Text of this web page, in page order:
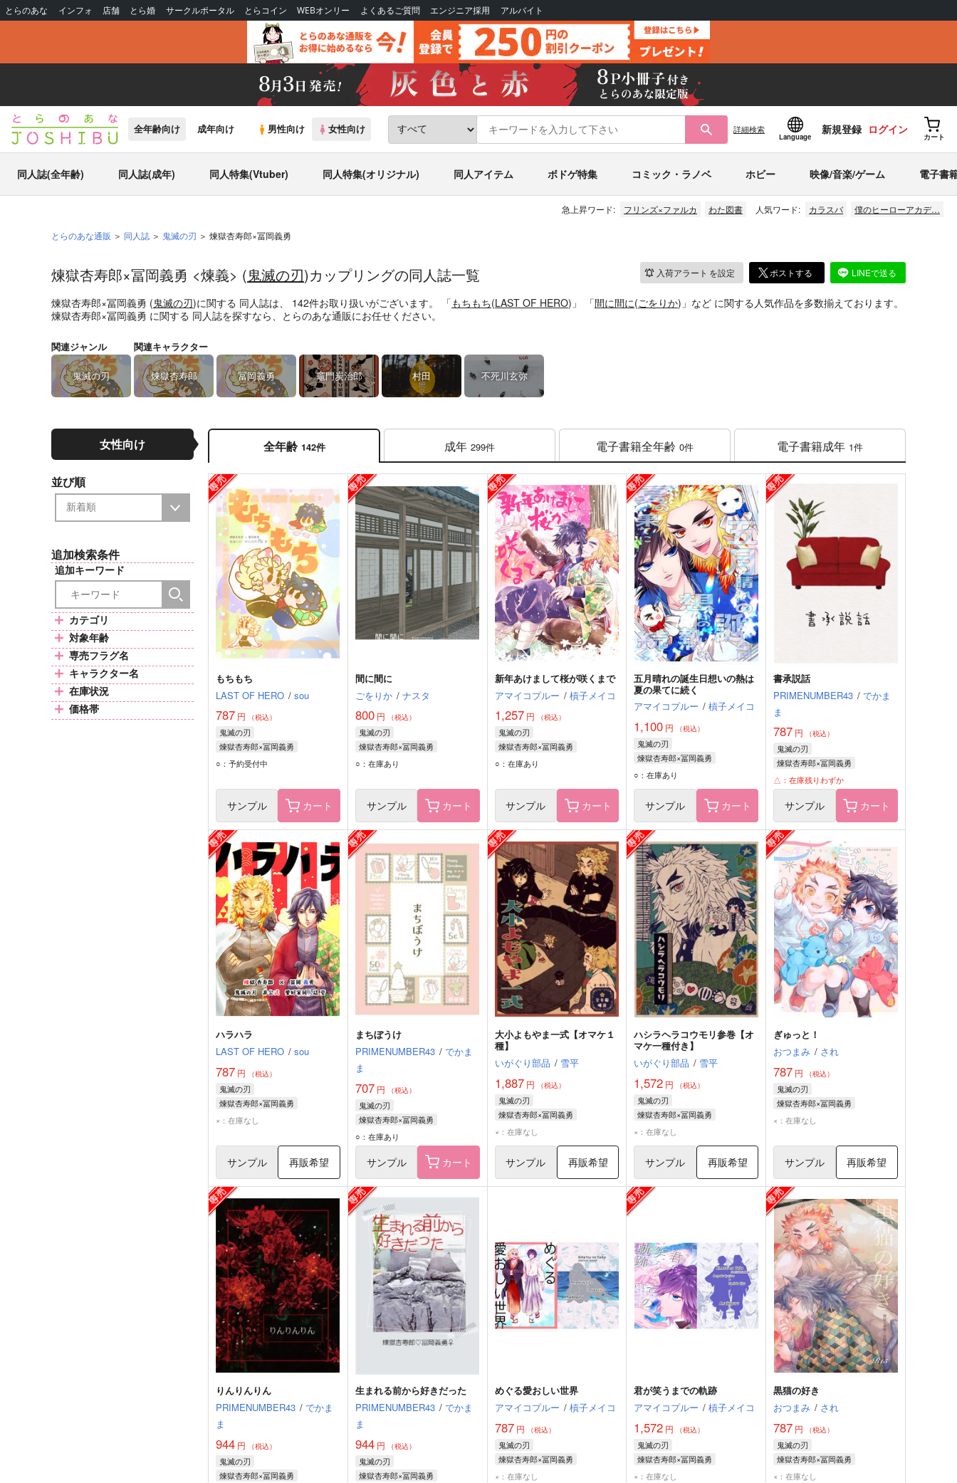
とらのあな インフォ 店舗 とら婚 サークルポータル とらコイン WEBオンリー よくあるご質問 エンジニア採用 アルバイト
全年齢向け 成年向け 男性向け 女性向け 詳細検索
Language
新規登録 ログイン
カート
同人誌(全年齢) 同人誌(成年) 同人特集(Vtuber) 同人特集(オリジナル) 同人アイテム ボドゲ特集 コミック・ラノベ ホビー 映像/音楽/ゲーム 電子書
急上昇ワード: フリンズ×ファルカ わた図書 人気ワード: カラスバ 僕のヒーローアカデ…
とらのあな通販 同人誌 鬼滅の刃 煉獄杏寿郎×冨岡義勇
入荷アラート を設定 ポストする LINEで送る
煉獄杏寿郎×冨岡義勇 <煉義> (鬼滅の刃)カップリングの同人誌一覧
煉獄杏寿郎×冨岡義勇 (鬼滅の刃)に関する 同人誌は、 142件お取り扱いがございます。 「もちもち(LAST OF HERO)」 「間に間に(ごをりか)」 など に関する人気作品を多数揃えております。
煉獄杏寿郎×冨岡義勇 に関する 同人誌を探すなら、とらのあな通販にお任せください。
関連ジャンル
鬼滅の刃
関連キャラクター
煉獄杏寿郎 冨岡義勇 竈門炭治郎 村田 不死川玄弥
女性向け
並び順
追加検索条件
追加キーワード
カテゴリ
対象年齢
専売フラグ名
キャラクター名
在庫状況
価格帯
全年齢 142件 成年 299件 電子書籍全年齢 0件 電子書籍成年 1件
もちもち
LAST OF HERO / sou
787 円 （税込）
鬼滅の刃
煉獄杏寿郎×冨岡義勇
煉獄杏寿郎
○：予約受付中
サンプル カート
間に間に
ごをりか / ナスタ
800円 （税込）
鬼滅の刃
煉獄杏寿郎×冨岡義勇
煉獄杏寿郎
○：在庫あり
サンプル カート
新年あけまして桜が咲くまで
アマイコプルー / 槓子メイコ
1,257円 （税込）
鬼滅の刃
煉獄杏寿郎×冨岡義勇
煉獄杏寿郎
○：在庫あり
サンプル カート
五月晴れの誕生日想いの熱は
夏の果てに続く
アマイコプルー / 槓子メイコ
1,100 円 （税込）
鬼滅の刃
煉獄杏寿郎×冨岡義勇
煉獄杏寿郎
○：在庫あり
サンプル カート
書承説話
PRIMENUMBER43 / でかま
ま
787 円 （税込）
鬼滅の刃
煉獄杏寿郎×冨岡義勇
煉獄杏寿郎
冨岡義勇
△：在庫残りわずか
サンプル カート
ハラハラ
LAST OF HERO / sou
787 円 （税込）
鬼滅の刃
煉獄杏寿郎×冨岡義勇
煉獄杏寿郎
×：在庫なし
サンプル 再販希望
まちぼうけ
PRIMENUMBER43 / でかま
ま
707円 （税込）
鬼滅の刃
煉獄杏寿郎×冨岡義勇
煉獄杏寿郎
○：在庫あり
サンプル カート
大小よもやま一式【オマケ１
種】
いがぐり部品 / 雪平
1,887円 （税込）
鬼滅の刃
煉獄杏寿郎×冨岡義勇
煉獄杏寿郎
×：在庫なし
サンプル 再販希望
ハシラヘラコウモリ参巻【オ
マケ一種付き】
いがぐり部品 / 雪平
1,572 円 （税込）
鬼滅の刃
煉獄杏寿郎×冨岡義勇
煉獄杏寿郎
×：在庫なし
サンプル 再販希望
ぎゅっと！
おつまみ / され
787 円 （税込）
鬼滅の刃
煉獄杏寿郎×冨岡義勇
煉獄杏寿郎
×：在庫なし
サンプル 再販希望
りんりんりん
PRIMENUMBER43 / でかま
ま
944 円 （税込）
鬼滅の刃
煉獄杏寿郎×冨岡義勇
生まれる前から好きだった
PRIMENUMBER43 / でかま
ま
944円 （税込）
鬼滅の刃
煉獄杏寿郎×冨岡義勇
めぐる愛おしい世界
アマイコプルー / 槓子メイコ
787円 （税込）
鬼滅の刃
煉獄杏寿郎×冨岡義勇
煉獄杏寿郎
×：在庫なし
君が笑うまでの軌跡
アマイコプルー / 槓子メイコ
1,572 円 （税込）
鬼滅の刃
煉獄杏寿郎×冨岡義勇
煉獄杏寿郎
×：在庫なし
黒猫の好き
おつまみ / され
787 円 （税込）
鬼滅の刃
煉獄杏寿郎×冨岡義勇
冨岡義勇
×：在庫なし